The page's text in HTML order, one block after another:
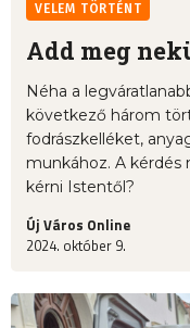
VELEM TÖRTÉNT
Add meg
Néha a
következő három
fodrászkelléket,
munkához. A kérdés
kérni Istentől?
Új Város Online
2024. október 9.